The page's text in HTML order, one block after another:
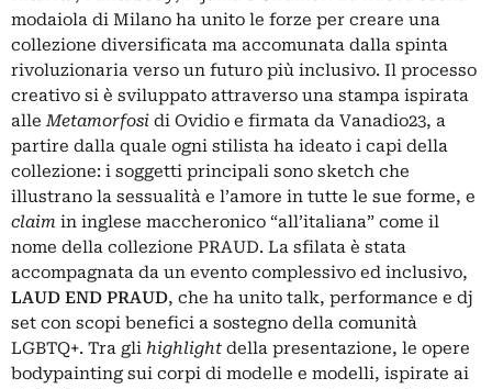
modaiola di Milano ha unito le forze per creare una
collezione diversificata ma accomunata dalla spinta
rivoluzionaria verso un futuro più inclusivo. Il processo
creativo si è sviluppato attraverso una stampa ispirata
alleMetamorfosi di Ovidio e firmata da Vanadio23, a
partire dalla quale ogni stilista ha ideato i capi della
collezione: i soggetti principali sono sketch che
illustrano la sessualità e l’amore in tutte le sue forme, e
claim in inglese maccheronico “all’italiana” come il
nome della collezione PRAUD. La sfilata è stata
accompagnata da un evento complessivo ed inclusivo,
LAUD END PRAUD, che ha unito talk, performance e dj
set con scopi benefici a sostegno della comunità
LGBTQ+. Tra gli highlight della presentazione, le opere
bodypainting sui corpi di modelle e modelli, ispirate ai